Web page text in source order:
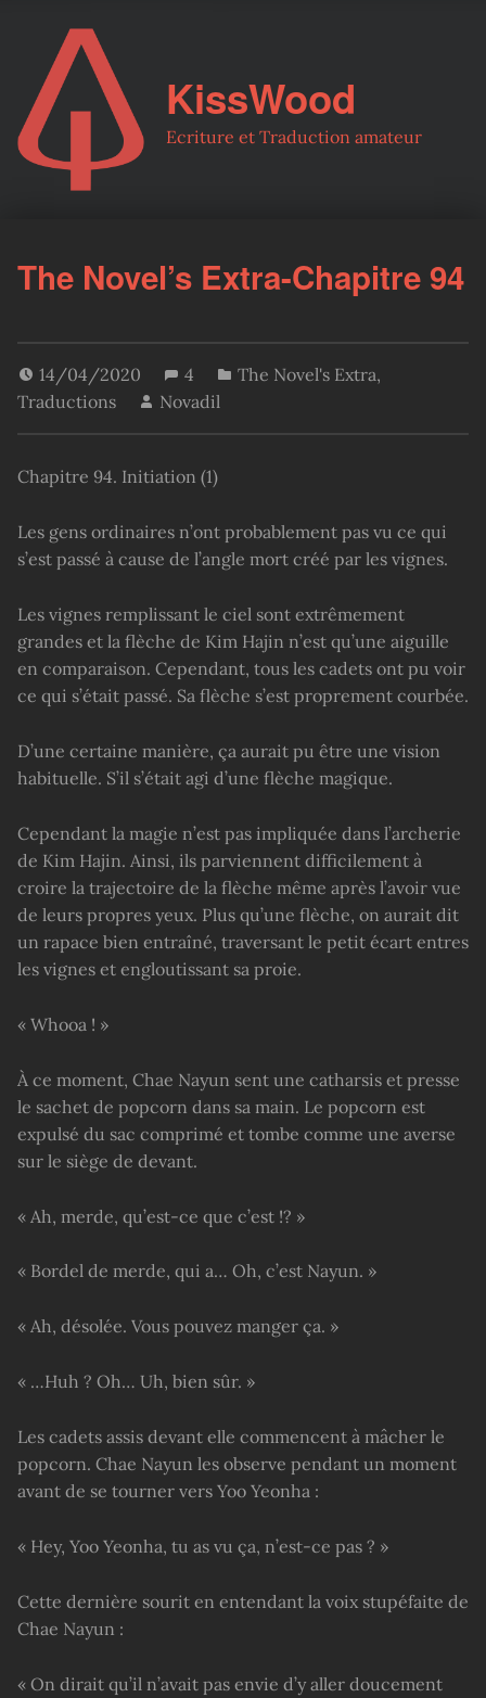
KissWood
Ecriture et Traduction amateur
The Novel’s Extra-Chapitre 94
14/04/2020 4 The Novel's Extra,
Traductions
Novadil
Chapitre 94. Initiation (1)
Les gens ordinaires n’ont probablement pas vu ce qui
s’est passé à cause de l’angle mort créé par les vignes.
Les vignes remplissant le ciel sont extrêmement
grandes et la flèche de Kim Hajin n’est qu’une aiguille
en comparaison. Cependant, tous les cadets ont pu voir
ce qui s’était passé. Sa flèche s’est proprement courbée.
D’une certaine manière, ça aurait pu être une vision
habituelle. S’il s’était agi d’une flèche magique.
Cependant la magie n’est pas impliquée dans l’archerie
de Kim Hajin. Ainsi, ils parviennent difficilement à
croire la trajectoire de la flèche même après l’avoir vue
de leurs propres yeux. Plus qu’une flèche, on aurait dit
un rapace bien entraîné, traversant le petit écart entres
les vignes et engloutissant sa proie.
« Whooa ! »
À ce moment, Chae Nayun sent une catharsis et presse
le sachet de popcorn dans sa main. Le popcorn est
expulsé du sac comprimé et tombe comme une averse
sur le siège de devant.
« Ah, merde, qu’est-ce que c’est !? »
« Bordel de merde, qui a… Oh, c’est Nayun. »
« Ah, désolée. Vous pouvez manger ça. »
« …Huh ? Oh… Uh, bien sûr. »
Les cadets assis devant elle commencent à mâcher le
popcorn. Chae Nayun les observe pendant un moment
avant de se tourner vers Yoo Yeonha :
« Hey, Yoo Yeonha, tu as vu ça, n’est-ce pas ? »
Cette dernière sourit en entendant la voix stupéfaite de
Chae Nayun :
« On dirait qu’il n’avait pas envie d’y aller doucement